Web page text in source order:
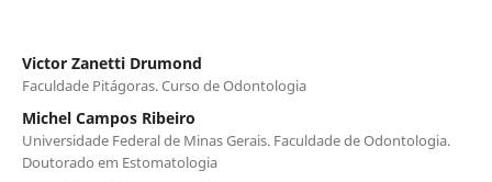
Victor Zanetti Drumond
Faculdade Pitágoras. Curso de Odontologia
Michel Campos Ribeiro
Universidade Federal de Minas Gerais. Faculdade de Odontologia.
Doutorado em Estomatologia